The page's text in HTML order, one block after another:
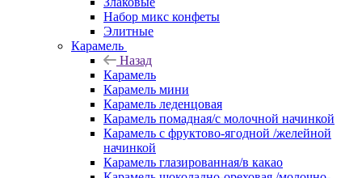
Набор микс конфеты
Элитные
Карамель
Назад
Карамель
Карамель мини
Карамель леденцовая
Карамель помадная/с молочной начинкой
Карамель с фруктово-ягодной /желейной
начинкой
Карамель глазированная/в какао